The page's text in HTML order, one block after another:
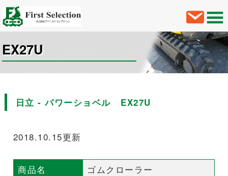
EX27U
日立 - パワーショベル EX27U
2018.10.15更新
商品名
ゴムクローラー